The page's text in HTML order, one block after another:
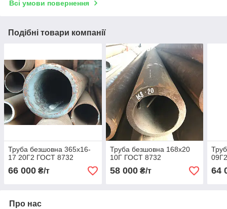
Всі умови повернення
Подібні товари компанії
Труба безшовна 365х16-
17 20Г2 ГОСТ 8732
66 000 ₴/т
Труба безшовна 168х20
10Г ГОСТ 8732
58 000₴/т 64
Про нас